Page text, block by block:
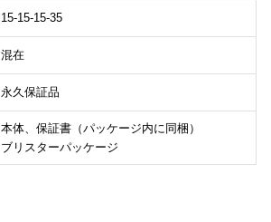
15-15-15-35
混在
永久保証品
本体、保証書（パッケージ内に同梱）
ブリスターパッケージ